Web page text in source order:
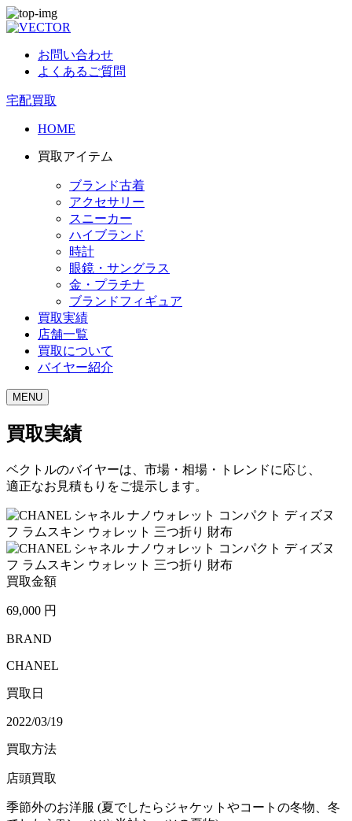
お問い合わせ
よくあるご質問
宅配買取
HOME
買取アイテム
ブランド古着
アクセサリー
スニーカー
ハイブランド
時計
眼鏡・サングラス
金・プラチナ
ブランドフィギュア
買取実績
店舗一覧
買取について
バイヤー紹介
MENU
買取実績
ベクトルのバイヤーは、市場・相場・トレンドに応じ、
適正なお見積もりをご提示します。
買取金額
69,000 円
BRAND
CHANEL
買取日
2022/03/19
買取方法
店頭買取
季節外のお洋服 (夏でしたらジャケットやコートの冬物、冬